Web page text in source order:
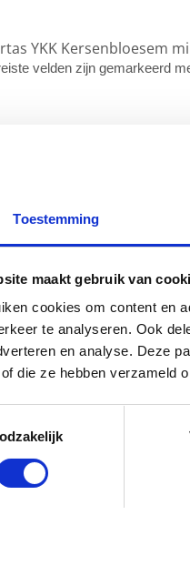
Toestemming
maakt gebruik van
cookies om content en
te analyseren. Ook
en analyse. Deze
die ze hebben verzameld
YKK Kersenbloesem
velden zijn gemarkeerd